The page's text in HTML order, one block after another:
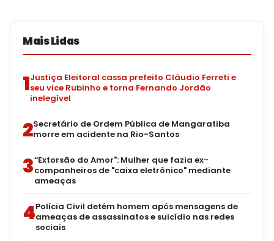
Mais Lidas
1Justiça Eleitoral cassa prefeito Cláudio Ferreti e
seu vice Rubinho e torna Fernando Jordão
inelegível
2Secretário de Ordem Pública de Mangaratiba
morre em acidente na Rio-Santos
3“Extorsão do Amor": Mulher que fazia ex-
companheiros de "caixa eletrônico" mediante
ameaças
4Polícia Civil detém homem após mensagens de
ameaças de assassinatos e suicídio nas redes
sociais